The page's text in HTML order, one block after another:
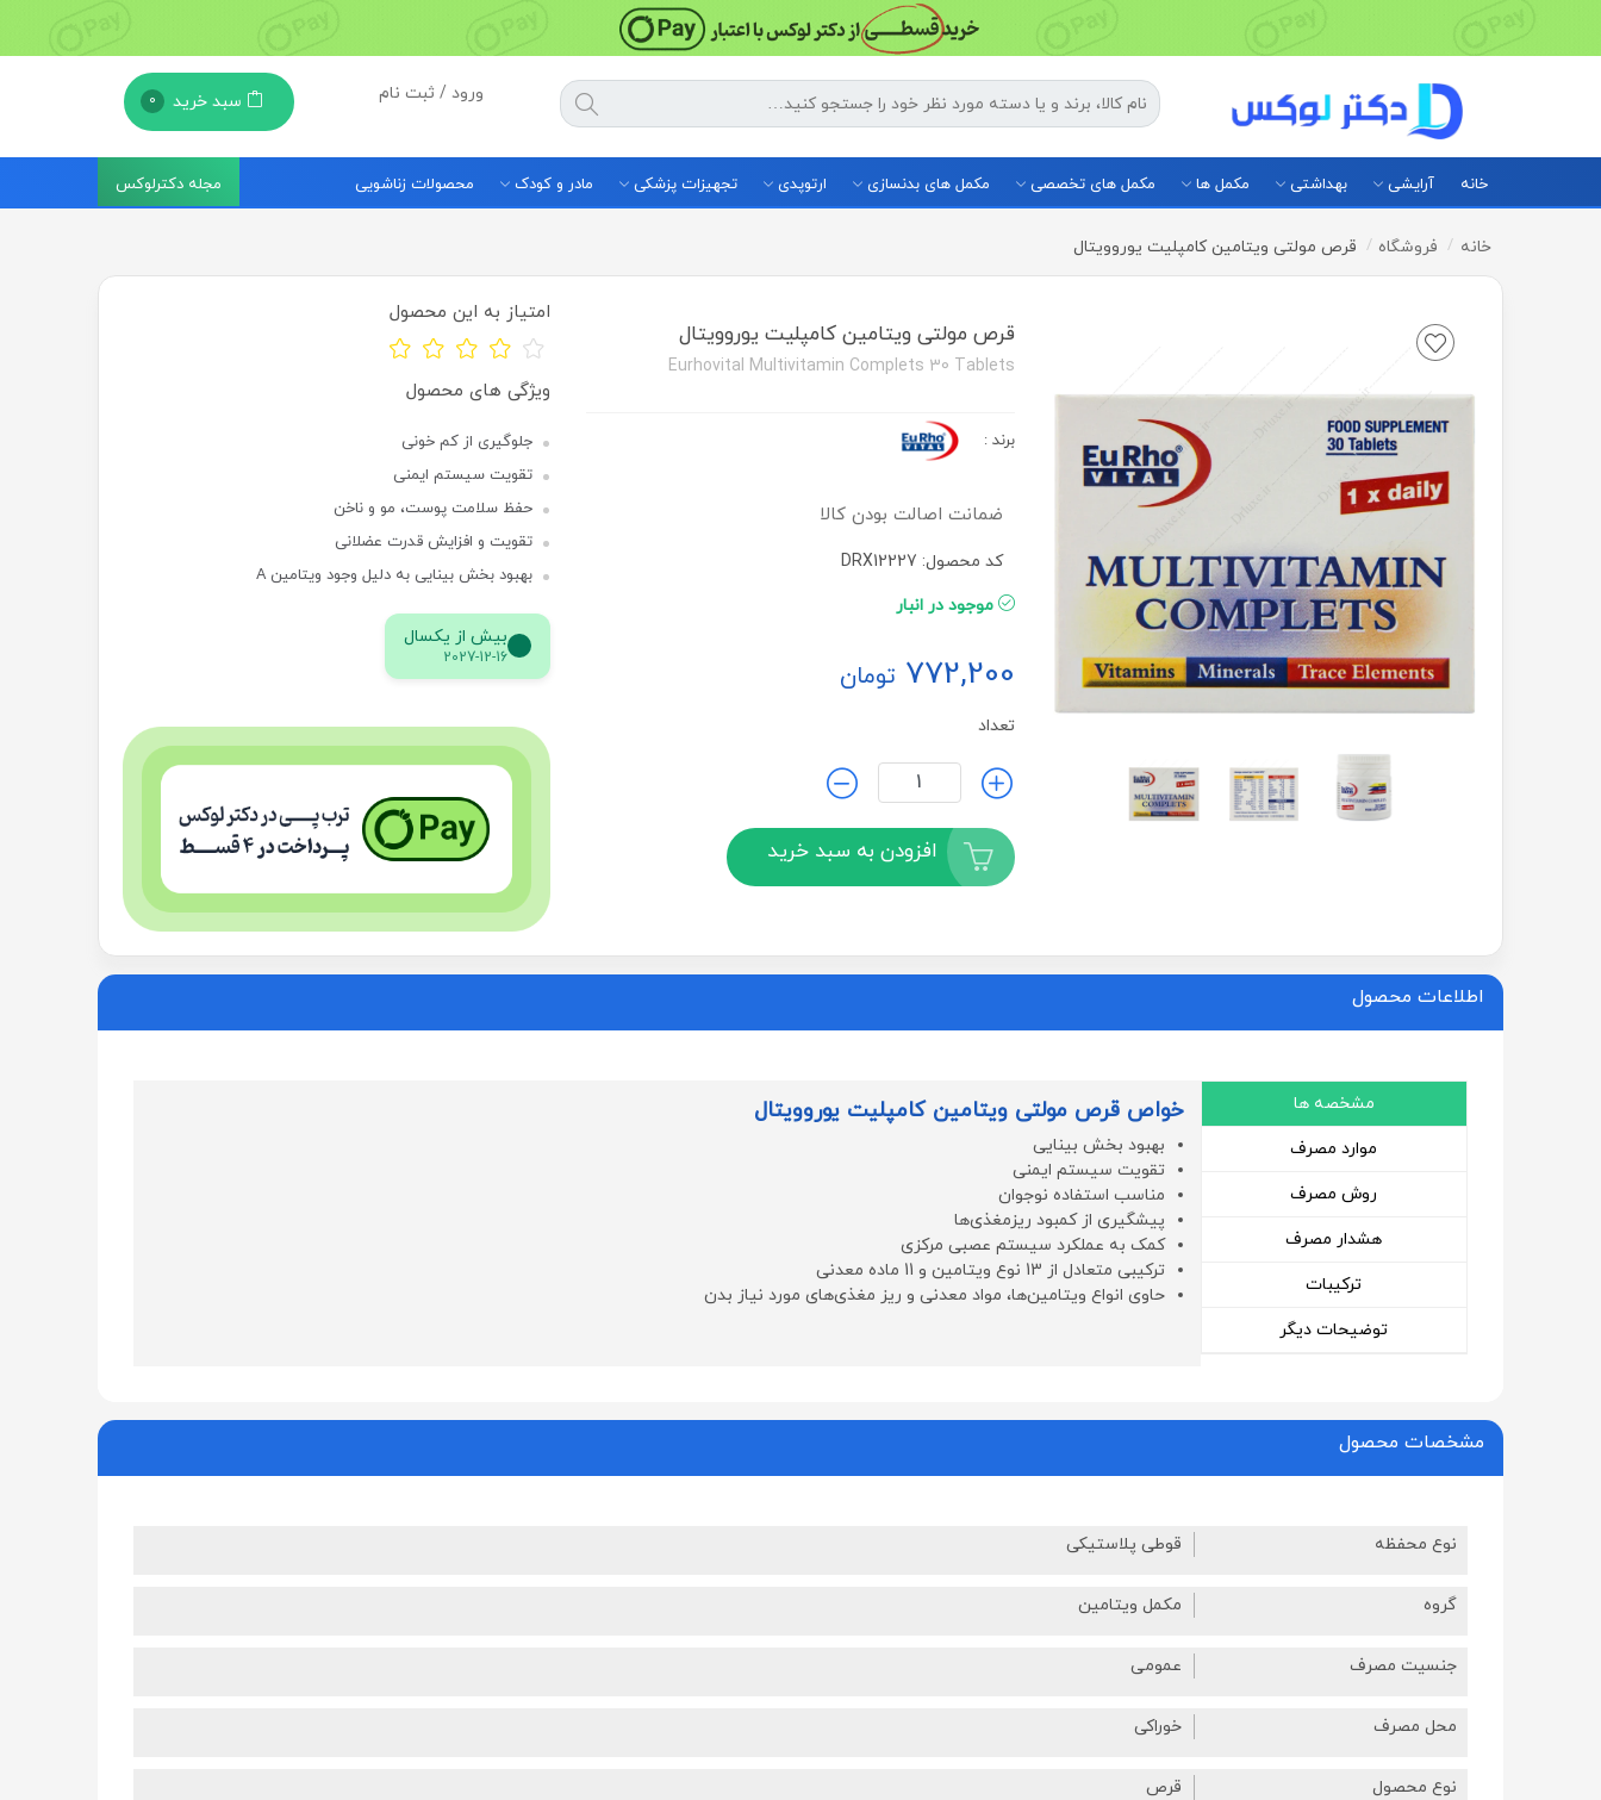
ورود / ثبت نام سبد خرید 0
خانه آرایشی بهداشتی مکمل ها مکمل های تخصصی مکمل های بدنسازی ارتوپدی تجهیزات پزشکی مادر و کودک محصولات زناشویی مجله دکترلوکس
خانه فروشگاه قرص مولتی ویتامین کامپلیت یوروویتال
قرص مولتی ویتامین کامپلیت یوروویتال
Eurhovital Multivitamin Complets 30 Tablets
برند :
ضمانت اصالت بودن کالا
کد محصول: DRX12227
موجود در انبار
772,200 تومان
تعداد
افزودن به سبد خرید
امتیاز به این محصول
ویژگی های محصول
جلوگیری از کم خونی
تقویت سیستم ایمنی
حفظ سلامت پوست، مو و ناخن
تقویت و افزایش قدرت عضلانی
بهبود بخش بینایی به دلیل وجود ویتامین A
بیش از یکسال
2027-12-16
اطلاعات محصول
مشخصه ها
موارد مصرف
روش مصرف
هشدار مصرف
ترکیبات
توضیحات دیگر
خواص قرص مولتی ویتامین کامپلیت یوروویتال
بهبود بخش بینایی
تقویت سیستم ایمنی
مناسب استفاده نوجوان
پیشگیری از کمبود ریزمغذی‌ها
کمک به عملکرد سیستم عصبی مرکزی
ترکیبی متعادل از 13 نوع ویتامین و 11 ماده معدنی
حاوی انواع ویتامین‌ها، مواد معدنی و ریز مغذی‌های مورد نیاز بدن
مشخصات محصول
نوع محفظه قوطی پلاستیکی
گروه مکمل ویتامین
جنسیت مصرف عمومی
محل مصرف خوراکی
نوع محصول قرص